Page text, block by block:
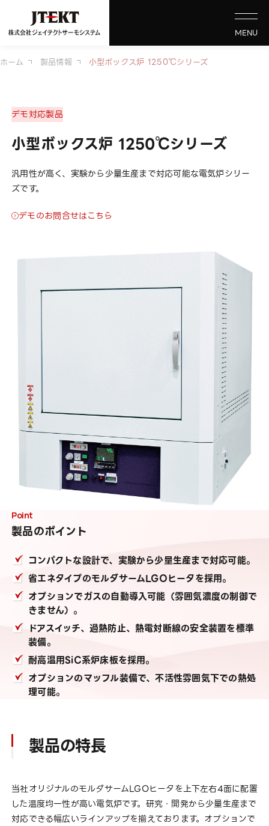
MENU
ホーム 製品情報 小型ボックス炉 1250℃シリーズ
デモ対応製品
小型ボックス炉 1250℃シリーズ
汎用性が高く、実験から少量生産まで対応可能な電気炉シリー
ズです。
デモのお問合せはこちら
Point
製品のポイント
コンパクトな設計で、実験から少量生産まで対応可能。
省エネタイプのモルダサームLGOヒータを採用。
オプションでガスの自動導入可能（雰囲気濃度の制御で
きません）。
ドアスイッチ、過熱防止、熱電対断線の安全装置を標準
装備。
耐高温用SiC系炉床板を採用。
オプションのマッフル装備で、不活性雰囲気下での熱処
理可能。
製品の特長
当社オリジナルのモルダサームLGOヒータを上下左右4面に配置
した温度均一性が高い電気炉です。研究・開発から少量生産まで
対応できる幅広いラインアップを揃えております。オプションで